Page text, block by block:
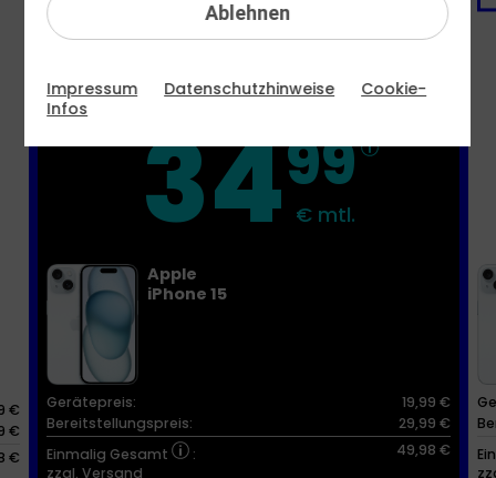
€
€
€
16 GB
3499
€ mtl.
Apple
iPhone 15
Gerätepreis:
19,99 €
Bereitstellungspreis:
29,99 €
Einmalig Gesamt
:
49,98 €
zzgl. Versand
Ablehnen
Impressum Datenschutzhinweise
Cookie-
Infos